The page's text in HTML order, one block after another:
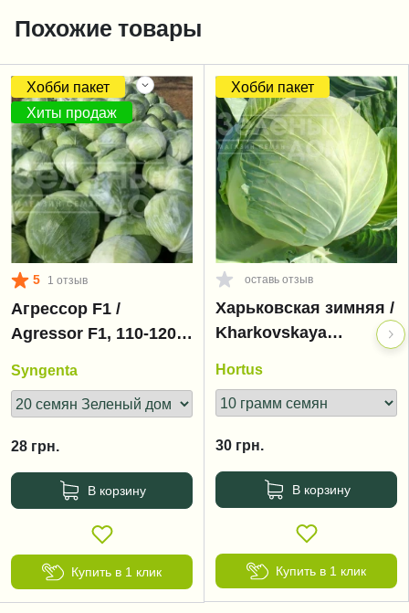
Похожие товары
Хобби пакет
Хиты продаж
5 1 отзыв
Агрессор F1 /
Agressor F1, 110-120
Syngenta
28 грн.
В корзину
Купить в 1 клик
Хобби пакет
оставь отзыв
Харьковская зимняя /
Kharkovskaya
Hortus
30 грн.
В корзину
Купить в 1 клик